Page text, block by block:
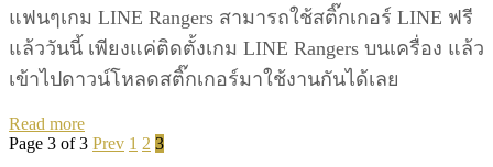
แฟนๆเกม LINE Rangers สามารถใช้สติ๊กเกอร์ LINE ฟรี
แล้ววันนี้ เพียงแค่ติดตั้งเกม LINE Rangers บนเครื่อง แล้ว
เข้าไปดาวน์โหลดสติ๊กเกอร์มาใช้งานกันได้เลย
Read moreDetails
Page 3 of 3 Prev 1 2 3